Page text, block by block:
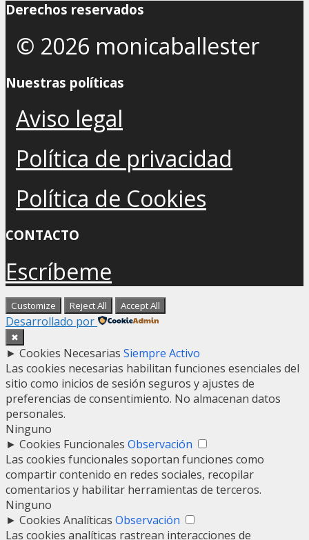
Derechos reservados
© 2026 monicaballester
Nuestras políticas
Aviso legal
Política de privacidad
Política de Cookies
CONTACTO
Escríbeme
Customize Reject All Accept All
Desarrollado por
✖
► Cookies Necesarias Siempre Activo
Las cookies necesarias habilitan funciones esenciales del
sitio como inicios de sesión seguros y ajustes de
preferencias de consentimiento. No almacenan datos
personales.
Ninguno
► Cookies Funcionales Observación
Las cookies funcionales soportan funciones como
compartir contenido en redes sociales, recopilar
comentarios y habilitar herramientas de terceros.
Ninguno
► Cookies Analíticas Observación
Las cookies analíticas rastrean interacciones de